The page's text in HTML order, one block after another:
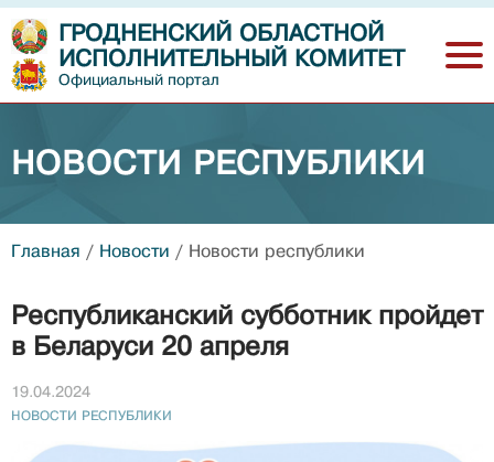
ГРОДНЕНСКИЙ ОБЛАСТНОЙ
ИСПОЛНИТЕЛЬНЫЙ КОМИТЕТ
Официальный портал
НОВОСТИ РЕСПУБЛИКИ
Главная / Новости / Новости республики
Республиканский субботник пройдет
в Беларуси 20 апреля
19.04.2024
НОВОСТИ РЕСПУБЛИКИ